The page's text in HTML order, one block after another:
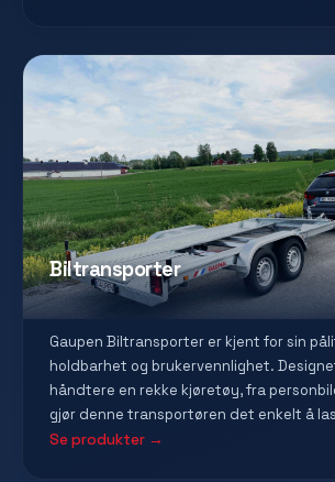
Biltransporter
Gaupen Biltransporter er kjent for sin
holdbarhet og brukervennlighet.
håndtere en rekke kjøretøy, fra
gjør denne transportøren det enkelt å
Se produkter →